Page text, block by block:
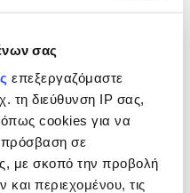
σας
επεξεργαζόμαστε
τη διεύθυνση IP σας,
όπως cookies για να
πρόσβαση σε
με σκοπό την προβολή
περιεχομένου, τις